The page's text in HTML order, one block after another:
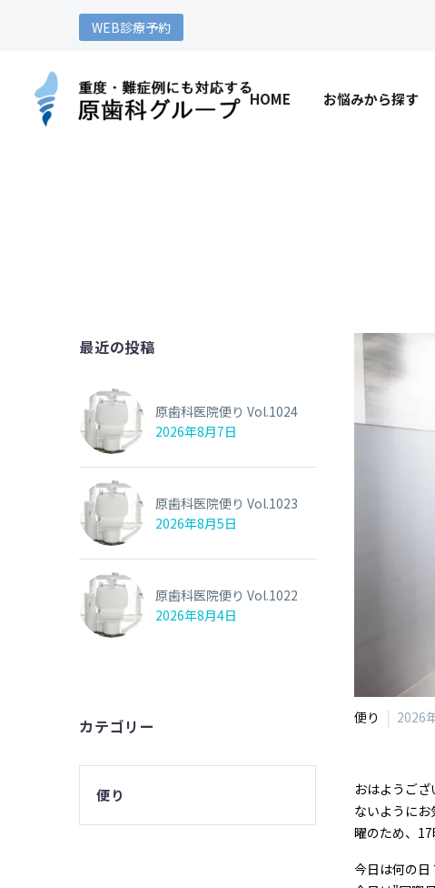
WEB診療予約
HOME お悩みから探す
便り 2026
おはようご
ないように
曜のため、17
今日は何の日
最近の投稿
原歯科医院便り Vol.1024
2026年8月7日
原歯科医院便り Vol.1023
2026年8月5日
原歯科医院便り Vol.1022
2026年8月4日
カテゴリー
便り